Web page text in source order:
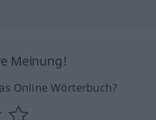
Meinung!
Online Wörterbuch?